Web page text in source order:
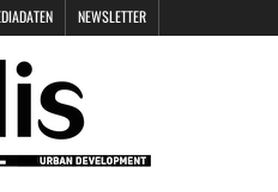
NEWSLETTER
DATENSCHUTZ